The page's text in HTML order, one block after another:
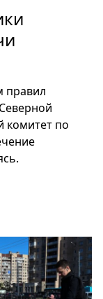
правил
комитет по